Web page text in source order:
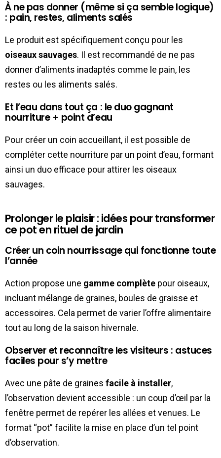
À ne pas donner (même si ça semble logique)
: pain, restes, aliments salés
Le produit est spécifiquement conçu pour les
oiseaux sauvages. Il est recommandé de ne pas
donner d’aliments inadaptés comme le pain, les
restes ou les aliments salés.
Et l’eau dans tout ça : le duo gagnant
nourriture + point d’eau
Pour créer un coin accueillant, il est possible de
compléter cette nourriture par un point d’eau, formant
ainsi un duo efficace pour attirer les oiseaux
sauvages.
Prolonger le plaisir : idées pour transformer
ce pot en rituel de jardin
Créer un coin nourrissage qui fonctionne toute
l’année
Action propose une gamme complète pour oiseaux,
incluant mélange de graines, boules de graisse et
accessoires. Cela permet de varier l’offre alimentaire
tout au long de la saison hivernale.
Observer et reconnaître les visiteurs : astuces
faciles pour s’y mettre
Avec une pâte de graines facile à installer,
l’observation devient accessible : un coup d’œil par la
fenêtre permet de repérer les allées et venues. Le
format “pot” facilite la mise en place d’un tel point
d’observation.